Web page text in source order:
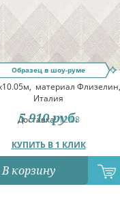
Образец в шоу-руме
материал Флизелин,
Италия
Доставка:12.08
КУПИТЬ В 1 КЛИК
5 910 руб.
В корзину